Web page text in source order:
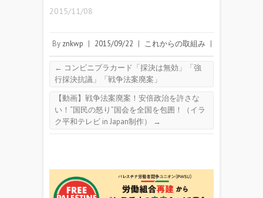
2015/11/08
By znkwp 2015/09/22 これからの取組み
← コンビニプラカード「採決は無効」「強
行採決抗議」「戦争法案廃案」
【動画】戦争法案廃案！安倍政治を許さな
い！“国民の怒り”国会を全国を包囲！（イラ
ク平和テレビ in Japan制作）
→